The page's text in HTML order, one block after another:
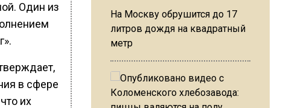
Один из
в сфере
их
На Москву обрушится до 17
литров дождя на квадратный
метр